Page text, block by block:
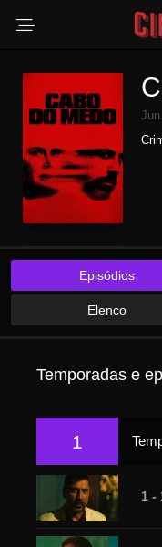
Episódios
Elenco
Temporadas e
1
1 -